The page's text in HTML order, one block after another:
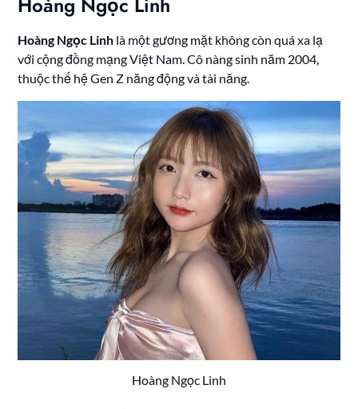
Hoàng Ngọc Linh là một gương mặt không còn quá xa lạ
với cộng đồng mạng Việt Nam. Cô nàng sinh năm 2004,
thuộc thế hệ Gen Z năng động và tài năng.
Hoàng Ngọc Linh